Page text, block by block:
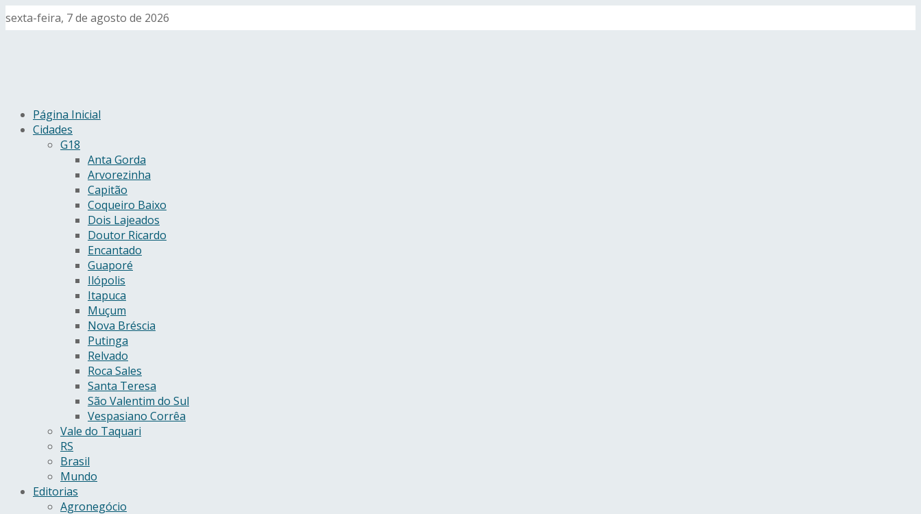
sexta-feira, 7 de agosto de 2026
Página Inicial
Cidades
G18
Anta Gorda
Arvorezinha
Capitão
Coqueiro Baixo
Dois Lajeados
Doutor Ricardo
Encantado
Guaporé
Ilópolis
Itapuca
Muçum
Nova Bréscia
Putinga
Relvado
Roca Sales
Santa Teresa
São Valentim do Sul
Vespasiano Corrêa
Vale do Taquari
RS
Brasil
Mundo
Editorias
Agronegócio